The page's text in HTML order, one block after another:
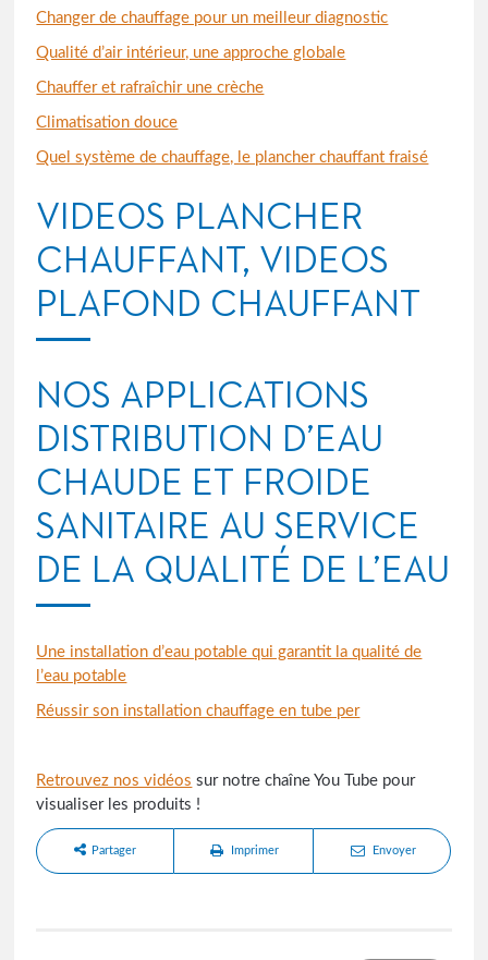
Changer de chauffage pour un meilleur diagnostic
Qualité d’air intérieur, une approche globale
Chauffer et rafraîchir une crèche
Climatisation douce
Quel système de chauffage, le plancher chauffant fraisé
VIDEOS PLANCHER
CHAUFFANT, VIDEOS
PLAFOND CHAUFFANT
NOS APPLICATIONS
DISTRIBUTION D’EAU
CHAUDE ET FROIDE
SANITAIRE AU SERVICE
DE LA QUALITÉ DE L’EAU
Une installation d’eau potable qui garantit la qualité de
l’eau potable
Réussir son installation chauffage en tube per
Retrouvez nos vidéos sur notre chaîne You Tube pour
visualiser les produits !
Partager Imprimer Envoyer